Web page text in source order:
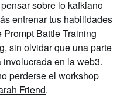
sobre lo kafkiano
entrenar tus habilidades
Prompt Battle Training
, sin olvidar que una parte
en la web3.
perderse el workshop
Friend.